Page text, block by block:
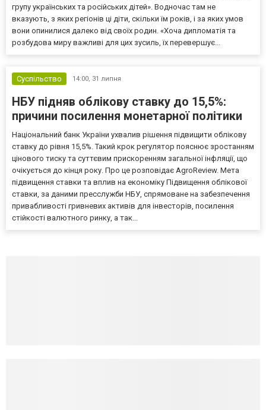
групу українських та російських дітей». Водночас там не
вказують, з яких регіонів ці діти, скільки їм років, і за яких умов
вони опинилися далеко від своїх родин. «Хоча дипломатія та
розбудова миру важливі для цих зусиль, їх перевершує...
Суспільство 14:00, 31 липня
НБУ підняв облікову ставку до 15,5%:
причини посилення монетарної політики
Національний банк України ухвалив рішення підвищити облікову
ставку до рівня 15,5%. Такий крок регулятор пояснює зростанням
цінового тиску та суттєвим прискоренням загальної інфляції, що
очікується до кінця року. Про це розповідає AgroReview. Мета
підвищення ставки та вплив на економіку Підвищення облікової
ставки, за даними пресслужби НБУ, спрямоване на забезпечення
привабливості гривневих активів для інвесторів, посилення
стійкості валютного ринку, а так...